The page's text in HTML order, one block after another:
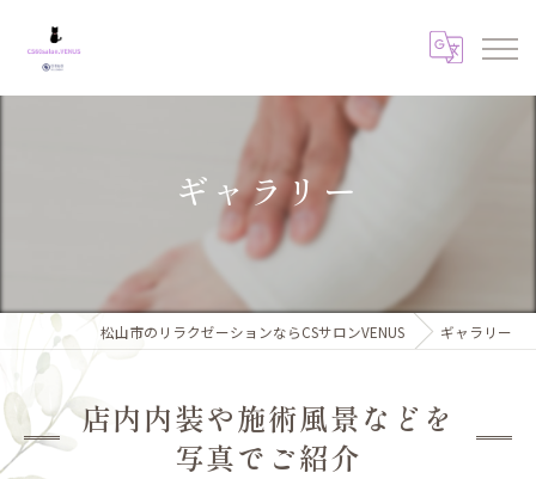
ギャラリー
松山市のリラクゼーションならCSサロンVENUS ギャラリー
店内内装や施術風景などを
写真でご紹介